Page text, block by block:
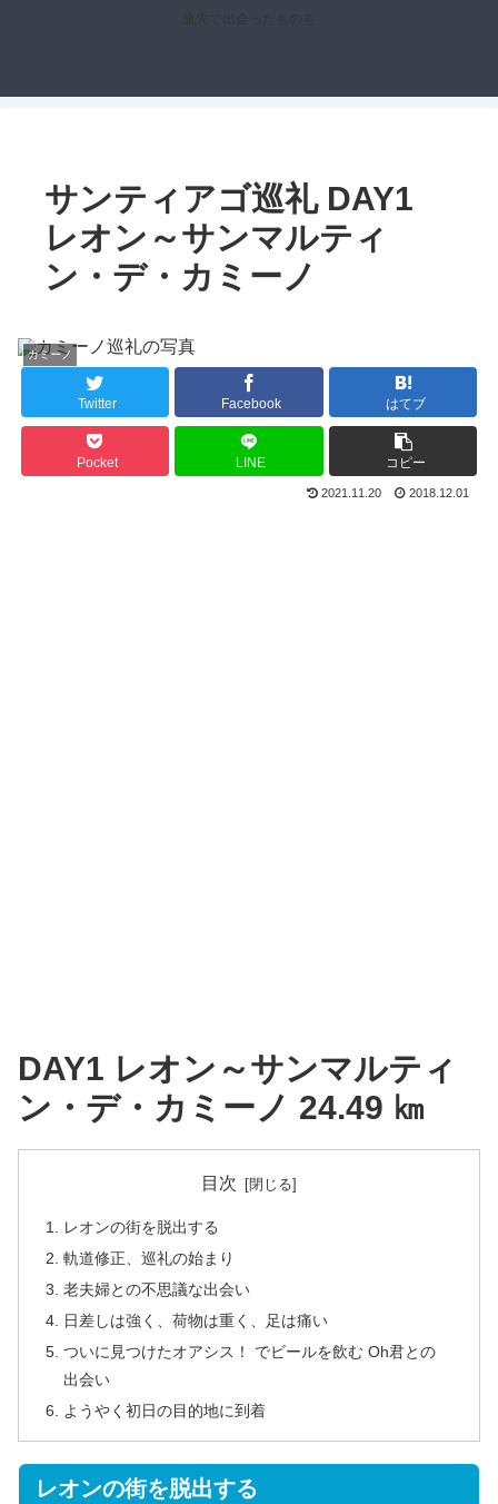
旅先で出会ったものを
サンティアゴ巡礼 DAY1
レオン～サンマルティ
ン・デ・カミーノ
カミーノ
Twitter Facebook はてブ
Pocket LINE コピー
2021.11.20 2018.12.01
DAY1 レオン～サンマルティ
ン・デ・カミーノ 24.49 ㎞
目次
レオンの街を脱出する
軌道修正、巡礼の始まり
老夫婦との不思議な出会い
日差しは強く、荷物は重く、足は痛い
ついに見つけたオアシス！ でビールを飲む Oh君との
出会い
ようやく初日の目的地に到着
レオンの街を脱出する